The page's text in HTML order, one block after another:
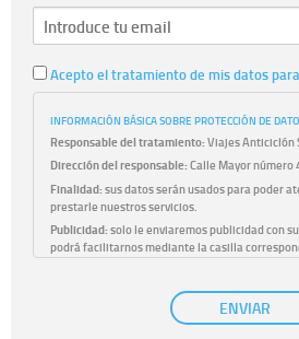
Acepto el tratamiento de mis datos
INFORMACIÓN BÁSICA SOBRE PROTECCIÓN DE
Responsable del tratamiento:Viajes Anticiclón
Dirección del responsable:Calle Mayor número
Finalidad:sus datos serán usados para poder
prestarle nuestros servicios.
Publicidad:solo le enviaremos publicidad con
podrá facilitarnos mediante la casilla
únicamente trataremos sus
previo, que podrá facilitarnos mediante la
ENVIAR